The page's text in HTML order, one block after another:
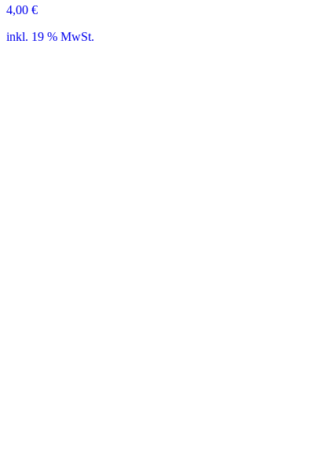
4,00 €
inkl. 19 % MwSt.